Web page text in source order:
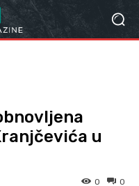
u
0
0